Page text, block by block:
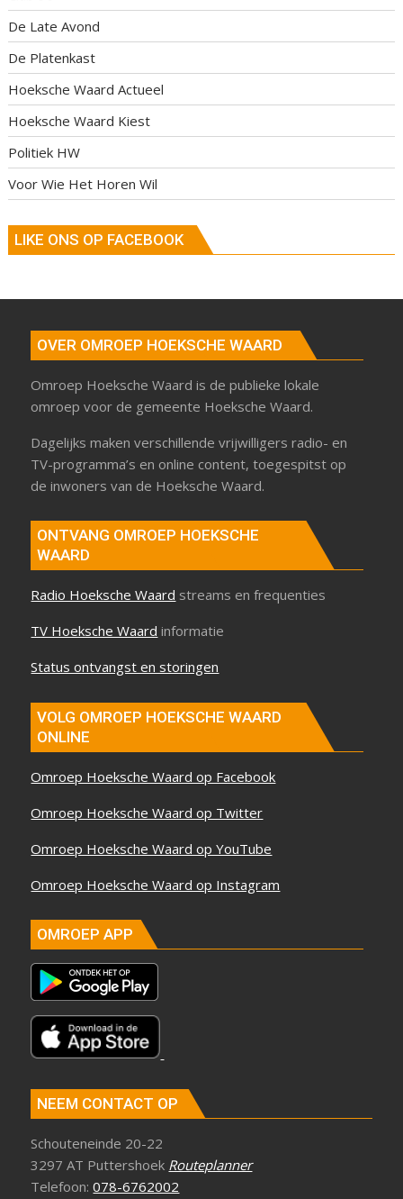
De Late Avond
De Platenkast
Hoeksche Waard Actueel
Hoeksche Waard Kiest
Politiek HW
Voor Wie Het Horen Wil
LIKE ONS OP FACEBOOK
OVER OMROEP HOEKSCHE WAARD
Omroep Hoeksche Waard is de publieke lokale
omroep voor de gemeente Hoeksche Waard.
Dagelijks maken verschillende vrijwilligers radio- en
TV-programma’s en online content, toegespitst op
de inwoners van de Hoeksche Waard.
ONTVANG OMROEP HOEKSCHE
WAARD
Radio Hoeksche Waard streams en frequenties
TV Hoeksche Waard informatie
Status ontvangst en storingen
VOLG OMROEP HOEKSCHE WAARD
ONLINE
Omroep Hoeksche Waard op Facebook
Omroep Hoeksche Waard op Twitter
Omroep Hoeksche Waard op YouTube
Omroep Hoeksche Waard op Instagram
OMROEP APP
NEEM CONTACT OP
Schouteneinde 20-22
3297 AT Puttershoek Routeplanner
Telefoon:078-6762002